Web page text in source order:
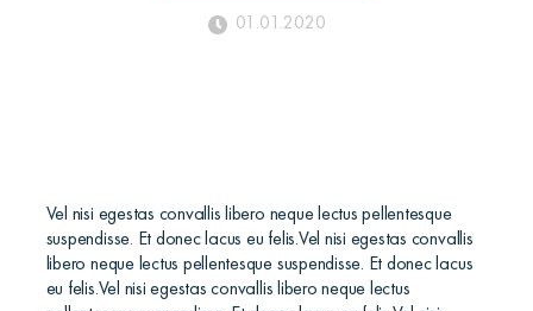
01.01.2020
Vel nisi egestas convallis libero neque lectus pellentesque
suspendisse. Et donec lacus eu felis.Vel nisi egestas convallis
libero neque lectus pellentesque suspendisse. Et donec lacus
eu felis.Vel nisi egestas convallis libero neque lectus